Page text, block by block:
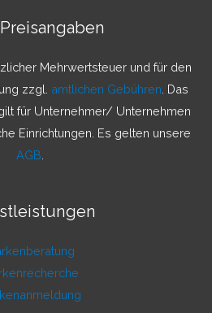
Mehrwertsteuer und für den
zzgl. amtlichen Gebühren . Das
für Unternehmer/ Unternehmen
Einrichtungen. Es gelten unsere
AGB